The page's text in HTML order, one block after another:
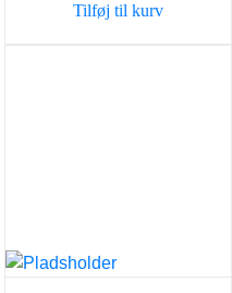
Tilføj til kurv